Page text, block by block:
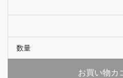
数量
お買い物カ